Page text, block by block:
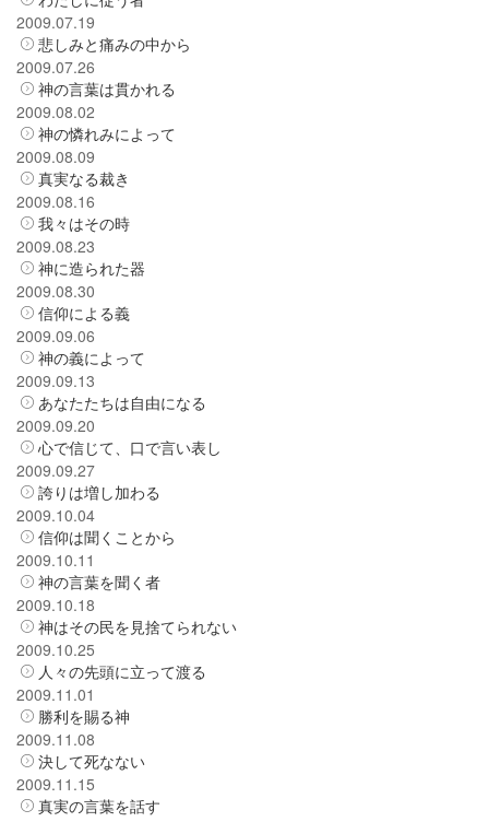
2009.07.19
悲しみと痛みの中から
2009.07.26
神の言葉は貫かれる
2009.08.02
神の憐れみによって
2009.08.09
真実なる裁き
2009.08.16
我々はその時
2009.08.23
神に造られた器
2009.08.30
信仰による義
2009.09.06
神の義によって
2009.09.13
あなたたちは自由になる
2009.09.20
心で信じて、口で言い表し
2009.09.27
誇りは増し加わる
2009.10.04
信仰は聞くことから
2009.10.11
神の言葉を聞く者
2009.10.18
神はその民を見捨てられない
2009.10.25
人々の先頭に立って渡る
2009.11.01
勝利を賜る神
2009.11.08
決して死なない
2009.11.15
真実の言葉を話す